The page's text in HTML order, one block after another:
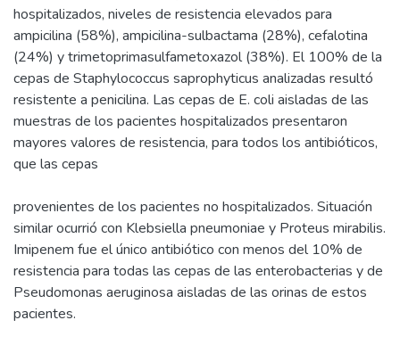
hospitalizados, niveles de resistencia elevados para
ampicilina (58%), ampicilina-sulbactama (28%), cefalotina
(24%) y trimetoprimasulfametoxazol (38%). El 100% de la
cepas de Staphylococcus saprophyticus analizadas resultó
resistente a penicilina. Las cepas de E. coli aisladas de las
muestras de los pacientes hospitalizados presentaron
mayores valores de resistencia, para todos los antibióticos,
que las cepas
provenientes de los pacientes no hospitalizados. Situación
similar ocurrió con Klebsiella pneumoniae y Proteus mirabilis.
Imipenem fue el único antibiótico con menos del 10% de
resistencia para todas las cepas de las enterobacterias y de
Pseudomonas aeruginosa aisladas de las orinas de estos
pacientes.